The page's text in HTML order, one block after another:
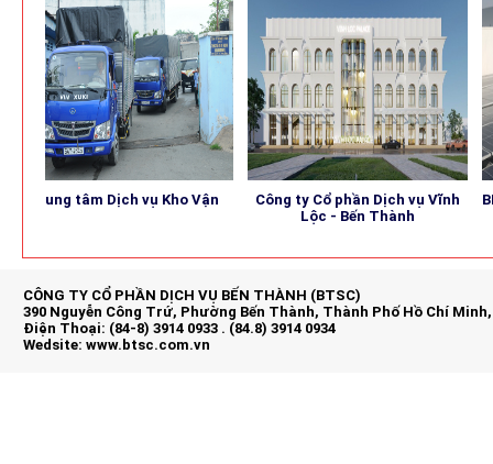
Trung tâm Dịch vụ Kho Vận
Công ty Cổ phần Dịch vụ Vĩnh
Lộc - Bến Thành
CÔNG TY CỔ PHẦN DỊCH VỤ BẾN THÀNH (BTSC)
390 Nguyễn Công Trứ, Phường Bến Thành, Thành Phố Hồ Chí
Điện Thoại: (84-8) 3914 0933 . (84.8) 3914 0934
Wedsite: www.btsc.com.vn